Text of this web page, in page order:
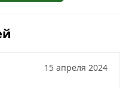
15 апреля 2024